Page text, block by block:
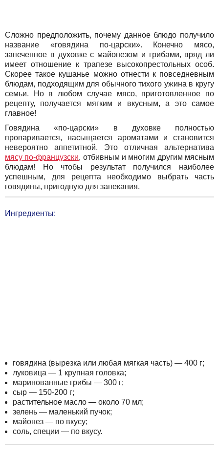
Сложно предположить, почему данное блюдо получило
название «говядина по-царски». Конечно мясо,
запеченное в духовке с майонезом и грибами, вряд ли
имеет отношение к трапезе высокопрестольных особ.
Скорее такое кушанье можно отнести к повседневным
блюдам, подходящим для обычного тихого ужина в кругу
семьи. Но в любом случае мясо, приготовленное по
рецепту, получается мягким и вкусным, а это самое
главное!
Говядина «по-царски» в духовке полностью
пропаривается, насыщается ароматами и становится
невероятно аппетитной. Это отличная альтернатива
мясу по-французски, отбивным и многим другим мясным
блюдам! Но чтобы результат получился наиболее
успешным, для рецепта необходимо выбрать часть
говядины, пригодную для запекания.
Ингредиенты:
говядина (вырезка или любая мягкая часть) — 400 г;
луковица — 1 крупная головка;
маринованные грибы — 300 г;
сыр — 150-200 г;
растительное масло — около 70 мл;
зелень — маленький пучок;
майонез — по вкусу;
соль, специи — по вкусу.